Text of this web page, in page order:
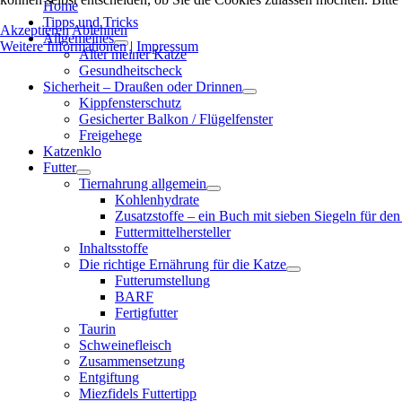
Home
Tipps und Tricks
Allgemeines
Alter meiner Katze
Gesundheitscheck
Sicherheit – Draußen oder Drinnen
Kippfensterschutz
Gesicherter Balkon / Flügelfenster
Freigehege
Katzenklo
Futter
Tiernahrung allgemein
Kohlenhydrate
Zusatzstoffe – ein Buch mit sieben Siegeln für
Futtermittelhersteller
Inhaltsstoffe
Die richtige Ernährung für die Katze
Futterumstellung
BARF
Fertigfutter
Taurin
Schweinefleisch
Zusammensetzung
Entgiftung
Miezfidels Futtertipp
AkzeptierenAblehnen
Weitere Informationen| Impressum